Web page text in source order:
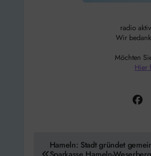
radio
Wir
Möchten
Hier
Hameln: Stadt gründet